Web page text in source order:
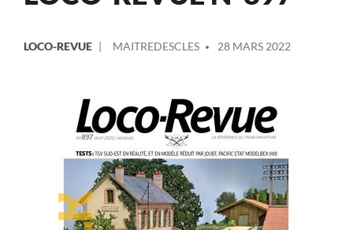
LOCO-REVUE MAITREDESCLES 28 MARS 2022